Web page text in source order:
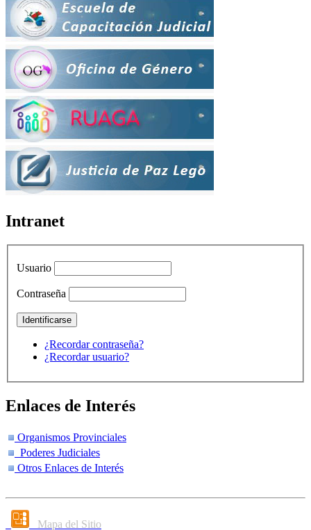
Intranet
Usuario
Contraseña
¿Recordar contraseña?
¿Recordar usuario?
Enlaces de Interés
Organismos Provinciales
Poderes Judiciales
Otros Enlaces de Interés
Mapa del Sitio